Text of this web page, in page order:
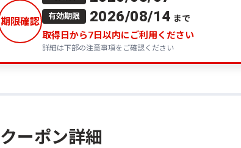
期限確認 有効期限 2026/08/14 まで
取得日から7日以内にご利用ください
詳細は下部の注意事項をご確認ください
クーポン詳細